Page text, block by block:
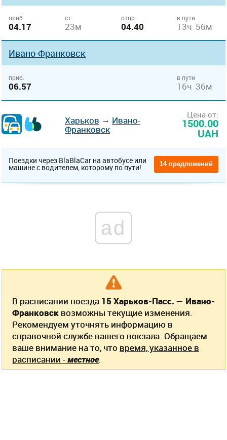
приб.
04.17
ст.
23м
отпр.
04.40
в пути
13ч 56м
Ивано-Франковск
приб.
06.57
в пути
16ч 36м
Харьков → Ивано-
Франковск
Цена от:
1500.00
UAH
Поездки через BlaBlaCar на автобусе или
машине с водителем, которому по пути! 14 предложений
ad
В расписании поезда 15 Харьков-Пасс. — Ивано-
Франковск возможны текущие изменения.
Рекомендуем уточнять информацию в
справочной службе вашего вокзала. Обращаем
ваше внимание на то, что время, указанное в
расписании -местное.